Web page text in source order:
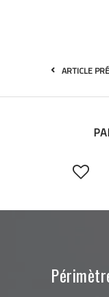
ARTICLE